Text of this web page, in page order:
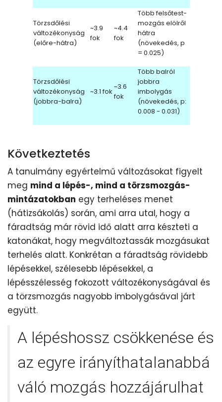
Törzsdőlési
változékonyság
(előre-hátra)
~3.9
fok
~4.4
fok
Több felsőtest-
mozgás elölről
hátra
(növekedés, p
= 0.025)
Törzsdőlési
változékonyság
(jobbra-balra)
~3.1 fok
~3.6
fok
Több balról
jobbra
imbolygás
(növekedés, p:
0.008 - 0.031)
Következtetés
A tanulmány egyértelmű változásokat figyelt
meg mind a lépés-, mind a törzsmozgás-
mintázatokban egy terheléses menet
(hátizsákolás) során, ami arra utal, hogy a
fáradtság már rövid idő alatt arra készteti a
katonákat, hogy megváltoztassák mozgásukat
terhelés alatt. Konkrétan a fáradtság rövidebb
lépésekkel, szélesebb lépésekkel, a
lépésszélesség fokozott változékonyságával és
a törzsmozgás nagyobb imbolygásával járt
együtt.
A lépéshossz csökkenése és
az egyre irányíthatalanabbá
váló mozgás hozzájárulhat